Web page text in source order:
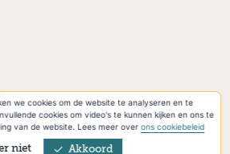
we cookies om de website te analyseren en te
cookies om video's te kunnen kijken en ons te
van de website. Lees meer overons cookiebeleid
niet Akkoord